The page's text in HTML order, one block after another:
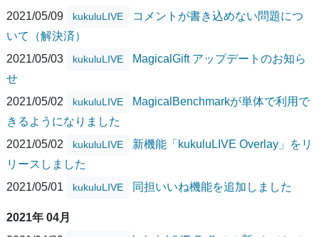
2021/05/09
kukuluLIVE
コメントが書き込めない問題につ
いて（解決済）
2021/05/03
kukuluLIVE
MagicalGift アップデートのお知ら
せ
2021/05/02
kukuluLIVE
MagicalBenchmarkが単体で利用で
きるようになりました
2021/05/02
kukuluLIVE
新機能「kukuluLIVE Overlay」をリ
リースしました
2021/05/01
kukuluLIVE 同担いいね機能を追加しました
2021年 04月